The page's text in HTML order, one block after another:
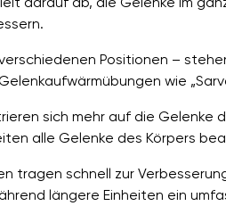
Positionen –
wie
sich mehr auf die Gelenke
alle Gelenke des Körpers
tragen schnell zur
längere Einheiten ein